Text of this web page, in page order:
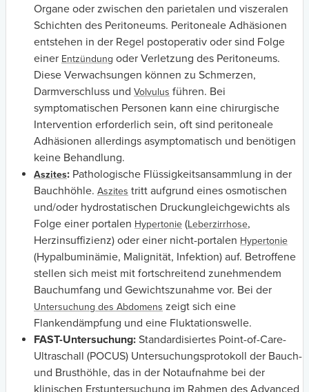
Organe oder zwischen den parietalen und viszeralen
Schichten des Peritoneums. Peritoneale Adhäsionen
entstehen in der Regel postoperativ oder sind Folge
einer Entzündung oder Verletzung des Peritoneums.
Diese Verwachsungen können zu Schmerzen,
Darmverschluss und Volvulus führen. Bei
symptomatischen Personen kann eine chirurgische
Intervention erforderlich sein, oft sind peritoneale
Adhäsionen allerdings asymptomatisch und benötigen
keine Behandlung.
Aszites: Pathologische Flüssigkeitsansammlung in der
Bauchhöhle. Aszites tritt aufgrund eines osmotischen
und/oder hydrostatischen Druckungleichgewichts als
Folge einer portalen Hypertonie (Leberzirrhose,
Herzinsuffizienz) oder einer nicht-portalen Hypertonie
(Hypalbuminämie, Malignität, Infektion) auf. Betroffene
stellen sich meist mit fortschreitend zunehmendem
Bauchumfang und Gewichtszunahme vor. Bei der
Untersuchung des Abdomens zeigt sich eine
Flankendämpfung und eine Fluktationswelle.
FAST-Untersuchung: Standardisiertes Point-of-Care-
Ultraschall (POCUS) Untersuchungsprotokoll der Bauch-
und Brusthöhle, das in der Notaufnahme bei der
klinischen Erstuntersuchung im Rahmen des Advanced